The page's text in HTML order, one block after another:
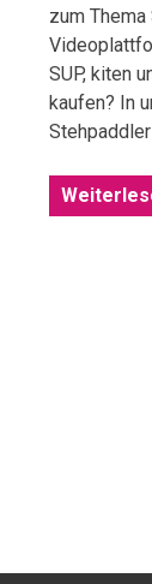
zum Thema
SUP, kiten
kaufen? In